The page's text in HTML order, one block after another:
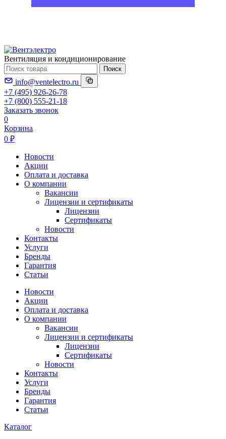
Вентиляция и кондиционирование
Поиск
info@ventelectro.ru
+7 (495) 926-26-78
+7 (800) 555-21-18
Заказать звонок
0
Корзина
0 ₽
Новости
Акции
Оплата и доставка
О компании
Вакансии
Лицензии и сертификаты
Лицензии
Сертификаты
Новости
Контакты
Услуги
Бренды
Гарантия
Статьи
Новости
Акции
Оплата и доставка
О компании
Вакансии
Лицензии и сертификаты
Лицензии
Сертификаты
Новости
Контакты
Услуги
Бренды
Гарантия
Статьи
Каталог